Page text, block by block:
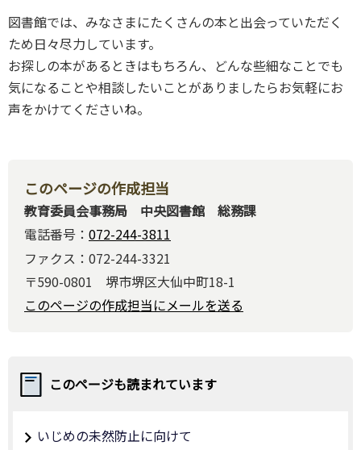
図書館では、みなさまにたくさんの本と出会っていただく
ため日々尽力しています。
お探しの本があるときはもちろん、どんな些細なことでも
気になることや相談したいことがありましたらお気軽にお
声をかけてくださいね。
このページの作成担当
教育委員会事務局 中央図書館 総務課
電話番号： 072-244-3811
ファクス：072-244-3321
〒590-0801 堺市堺区大仙中町18-1
このページの作成担当にメールを送る
このページも読まれています
いじめの未然防止に向けて